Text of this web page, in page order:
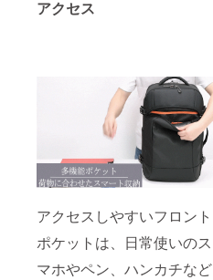
アクセス
アクセスしやすいフロント
ポケットは、日常使いのス
マホやペン、ハンカチなど